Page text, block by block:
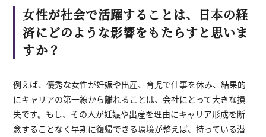
女性が社会で活躍することは、日本の経
済にどのような影響をもたらすと思いま
すか？
例えば、優秀な女性が妊娠や出産、育児で仕事を休み、結果的
にキャリアの第一線から離れることは、会社にとって大きな損
失です。もし、その人が妊娠や出産を理由にキャリア形成を断
念することなく早期に復帰できる環境が整えば、持っている潜